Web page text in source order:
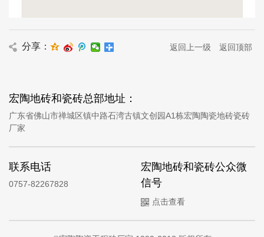
分享： 返回上一级 返回顶部
宏陶地砖和瓷砖总部地址：
广东省佛山市禅城区镇中路石湾古镇文创园A1栋宏陶陶瓷地砖瓷砖
厂家
联系电话
0757-82267828
宏陶地砖和瓷砖公众微
信号
点击查看